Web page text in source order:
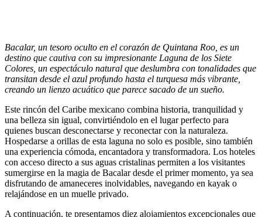
Bacalar, un tesoro oculto en el corazón de Quintana Roo, es un
destino que cautiva con su impresionante Laguna de los Siete
Colores, un espectáculo natural que deslumbra con tonalidades que
transitan desde el azul profundo hasta el turquesa más vibrante,
creando un lienzo acuático que parece sacado de un sueño.
Este rincón del Caribe mexicano combina historia, tranquilidad y
una belleza sin igual, convirtiéndolo en el lugar perfecto para
quienes buscan desconectarse y reconectar con la naturaleza.
Hospedarse a orillas de esta laguna no solo es posible, sino también
una experiencia cómoda, encantadora y transformadora. Los hoteles
con acceso directo a sus aguas cristalinas permiten a los visitantes
sumergirse en la magia de Bacalar desde el primer momento, ya sea
disfrutando de amaneceres inolvidables, navegando en kayak o
relajándose en un muelle privado.
A continuación, te presentamos diez alojamientos excepcionales que